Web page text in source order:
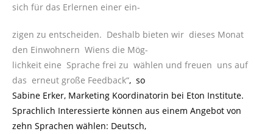
sich für das Erlernen einer ein-
zigen zu entscheiden. Deshalb bieten wir dieses Monat
den Einwohnern Wiens die Mög-
lichkeit eine Sprache frei zu wählen und freuen uns auf
das erneut große Feedback“, so
Sabine Erker, Marketing Koordinatorin bei Eton Institute.
Sprachlich Interessierte können aus einem Angebot von
zehn Sprachen wählen: Deutsch,